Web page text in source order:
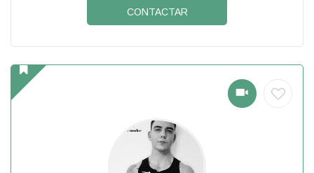
CONTACTAR